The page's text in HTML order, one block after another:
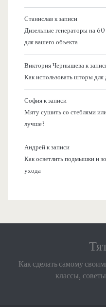
Станиславк записи
Дизельные генераторы на
для вашего объекта
Виктория Чернышевак
Как использовать шторы для
Софияк записи
Мяту сушить со стеблями
лучше?
Андрейк записи
Как осветлить подмышки и
ухода
Как сделать самому
классы,